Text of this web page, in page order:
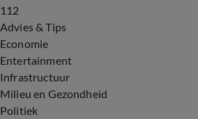
112
Advies & Tips
Economie
Entertainment
Infrastructuur
Milieu en Gezondheid
Politiek